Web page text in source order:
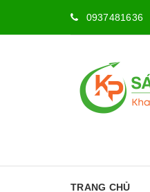
0937481636
TRANG CHỦ